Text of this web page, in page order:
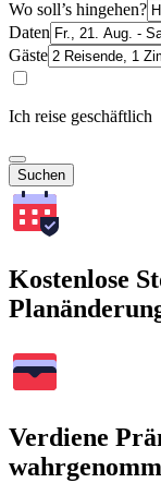
Wo soll’s hingehen?
Daten
Gäste
Ich reise geschäftlich
Suchen
Kostenlose
Verdiene